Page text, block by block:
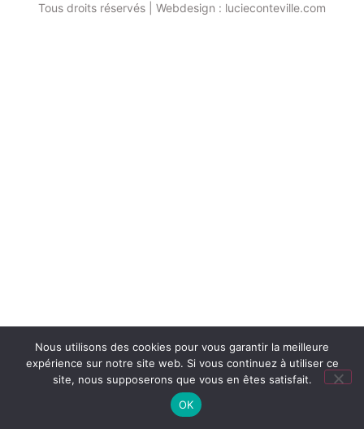
Tous droits réservés | Webdesign : lucieconteville.com
Nous utilisons des cookies pour vous garantir la meilleure
expérience sur notre site web. Si vous continuez à utiliser ce
site, nous supposerons que vous en êtes satisfait.
OK